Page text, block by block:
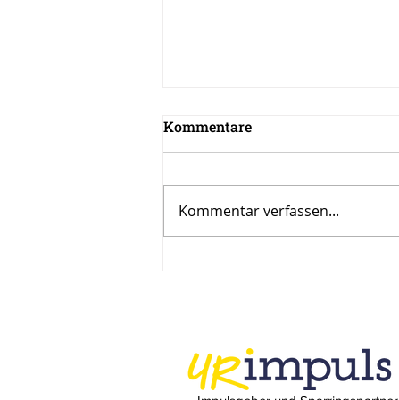
Kommentare
Kommentar verfassen...